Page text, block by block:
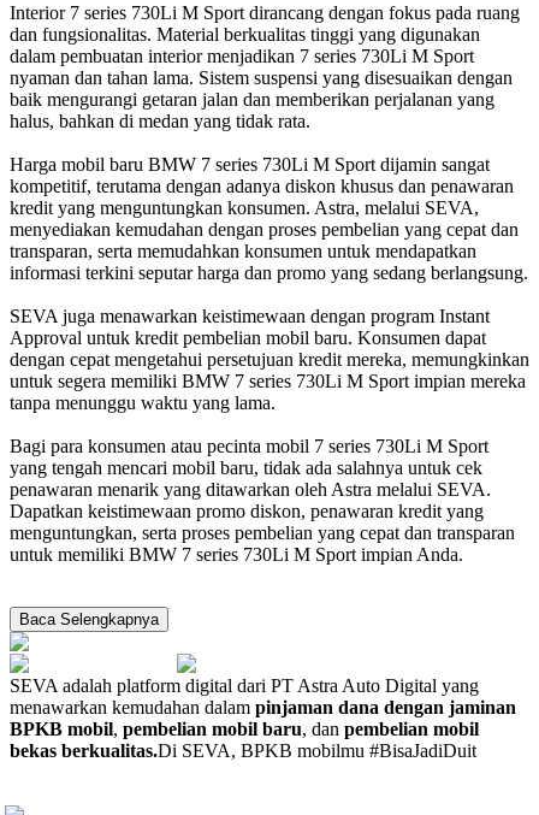
Interior 7 series 730Li M Sport dirancang dengan fokus pada ruang
dan fungsionalitas. Material berkualitas tinggi yang digunakan
dalam pembuatan interior menjadikan 7 series 730Li M Sport
nyaman dan tahan lama. Sistem suspensi yang disesuaikan dengan
baik mengurangi getaran jalan dan memberikan perjalanan yang
halus, bahkan di medan yang tidak rata.
Harga mobil baru BMW 7 series 730Li M Sport dijamin sangat
kompetitif, terutama dengan adanya diskon khusus dan penawaran
kredit yang menguntungkan konsumen. Astra, melalui SEVA,
menyediakan kemudahan dengan proses pembelian yang cepat dan
transparan, serta memudahkan konsumen untuk mendapatkan
informasi terkini seputar harga dan promo yang sedang berlangsung.
SEVA juga menawarkan keistimewaan dengan program Instant
Approval untuk kredit pembelian mobil baru. Konsumen dapat
dengan cepat mengetahui persetujuan kredit mereka, memungkinkan
untuk segera memiliki BMW 7 series 730Li M Sport impian mereka
tanpa menunggu waktu yang lama.
Bagi para konsumen atau pecinta mobil 7 series 730Li M Sport
yang tengah mencari mobil baru, tidak ada salahnya untuk cek
penawaran menarik yang ditawarkan oleh Astra melalui SEVA.
Dapatkan keistimewaan promo diskon, penawaran kredit yang
menguntungkan, serta proses pembelian yang cepat dan transparan
untuk memiliki BMW 7 series 730Li M Sport impian Anda.
Baca Selengkapnya
SEVA adalah platform digital dari PT Astra Auto Digital yang
menawarkan kemudahan dalam pinjaman dana dengan jaminan
BPKB mobil, pembelian mobil baru, dan pembelian mobil
bekas berkualitas.Di SEVA, BPKB mobilmu #BisaJadiDuit